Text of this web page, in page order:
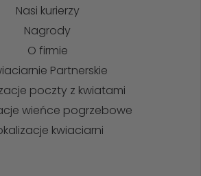
Nasi kurierzy
Nagrody
O firmie
Partnerskie
poczty z kwiatami
wieńce pogrzebowe
kwiaciarni